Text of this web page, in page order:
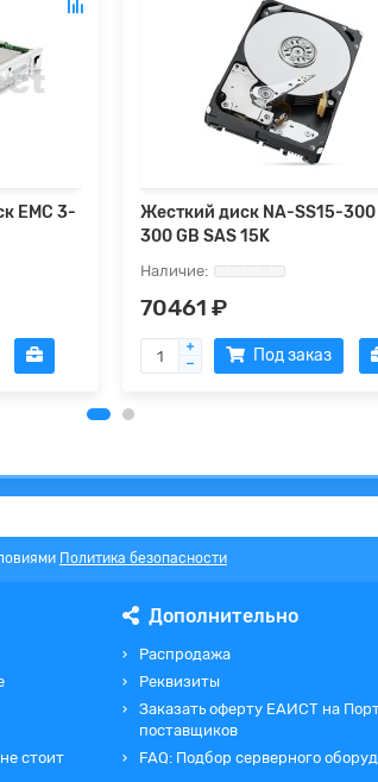
EMC 3-
Жесткий диск NA-SS15-300
300 GB SAS 15K
70461 ₽
Под заказ
Политика безопасности
стоит
Дополнительно
Распродажа
Реквизиты
Заказать оферту ЕАИСТ на
поставщиков
FAQ: Подбор серверного